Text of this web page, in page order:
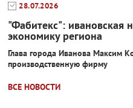
28.07.2026
"Фабитекс": ивановская
экономику региона
Глава города Иванова Максим
производственную фирму
ВСЕ НОВОСТИ